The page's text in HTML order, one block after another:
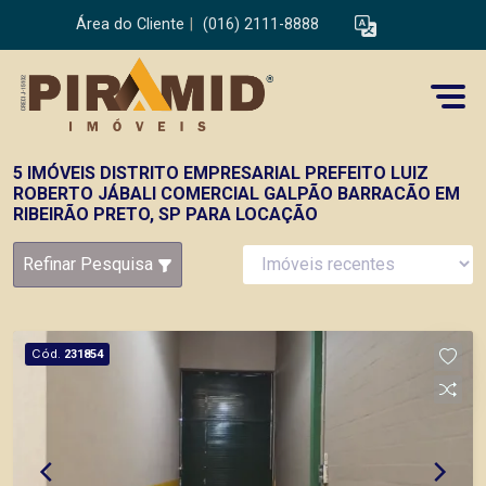
Área do Cliente (016) 2111-8888
5 IMÓVEIS DISTRITO EMPRESARIAL PREFEITO LUIZ
ROBERTO JÁBALI COMERCIAL GALPÃO BARRACÃO EM
RIBEIRÃO PRETO, SP PARA LOCAÇÃO
Refinar Pesquisa
Cód. 231854